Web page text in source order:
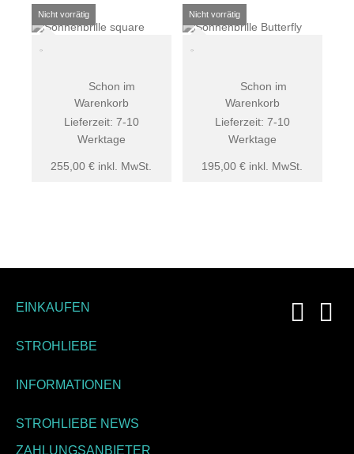
255,00 € inkl. MwSt.
Lieferzeit: 7-10
Werktage
Schon im
Warenkorb
195,00€ inkl. MwSt.
Lieferzeit:7-10
Werktage
Schon im
Warenkorb
EINKAUFEN
STROHLIEBE
INFORMATIONEN
STROHLIEBE NEWS
ZAHLUNGSANBIETER